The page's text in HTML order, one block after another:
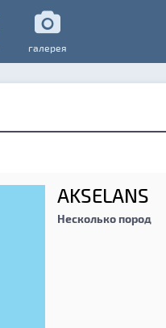
галерея
AKSELANS
Несколько пород